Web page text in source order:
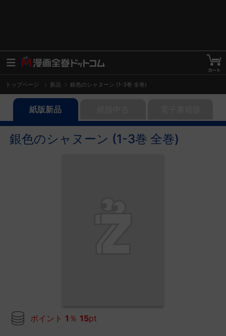
トップページ 新品 銀色のシャヌーン (1-3巻 全巻)
紙版新品
銀色のシャヌーン (1-3巻 全巻)
ポイント 1 ％ 15pt